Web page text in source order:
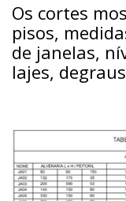
Os cortes
pisos,
de janelas,
lajes,